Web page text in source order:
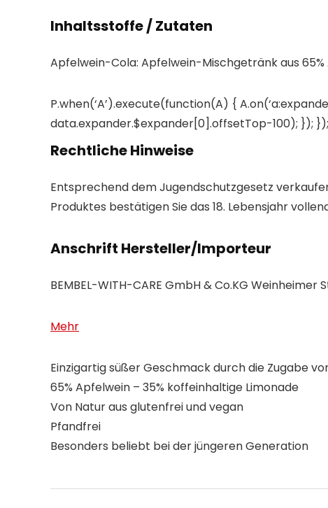
Inhaltsstoffe / Zutaten
Apfelwein-Cola: Apfelwein-Mischgetränk aus
P.when(‘A’).execute(function(A) {
data.expander.$expander[0].offsetTop-100); }); });
Rechtliche Hinweise
Entsprechend dem Jugendschutzgesetz
Produktes bestätigen Sie das 18. Lebensjahr
Anschrift Hersteller/Importeur
BEMBEL-WITH-CARE GmbH & Co.KG Weinheimer
Mehr
Einzigartig süßer Geschmack durch die Zugabe
65% Apfelwein – 35% koffeinhaltige Limonade
Von Natur aus glutenfrei und vegan
Pfandfrei
Besonders beliebt bei der jüngeren Generation